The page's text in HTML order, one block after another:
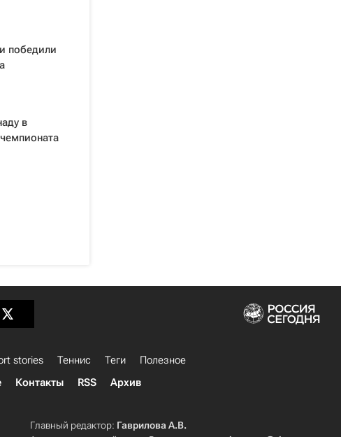
победили
в
stories Теннис Теги
Полезное
Контакты RSS Архив
Главный редактор: Гаврилова А.В.